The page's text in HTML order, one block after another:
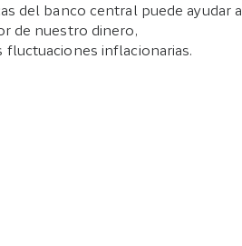
del banco central puede ayudar a
de nuestro dinero,
inflacionarias.